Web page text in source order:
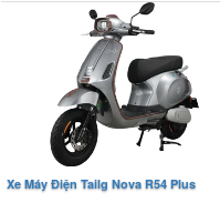
Xe Máy Điện Tailg Nova R54 Plus